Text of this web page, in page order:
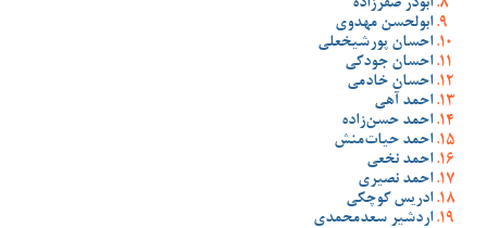
ابوذر صفرزاده
ابولحسن مهدوی
احسان پورشیخعلی
احسان جودکی
احسان خادمی
احمد آهی
احمد حسن‌زاده
احمد حیات‌منش
احمد نخعی
احمد نصیری
ادریس کوچکی
اردشیر سعدمحمدی